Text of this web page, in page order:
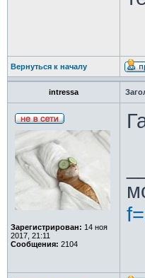
Вернуться к началу
intressa
Зарегистрирован: 14 ноя
2017, 21:11
Сообщения: 2104